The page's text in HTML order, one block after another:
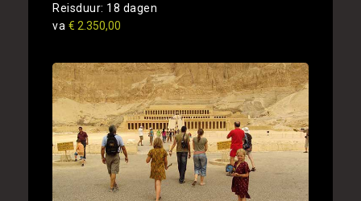
Reisduur: 18 dagen
va € 2.350,00